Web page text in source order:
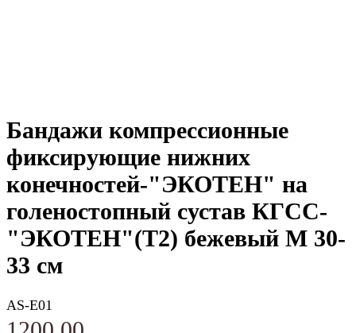
Бандажи компрессионные
фиксирующие нижних
конечностей-"ЭКОТЕН" на
голеностопный сустав КГСС-
"ЭКОТЕН"(Т2) бежевый M 30-
33 см
AS-E01